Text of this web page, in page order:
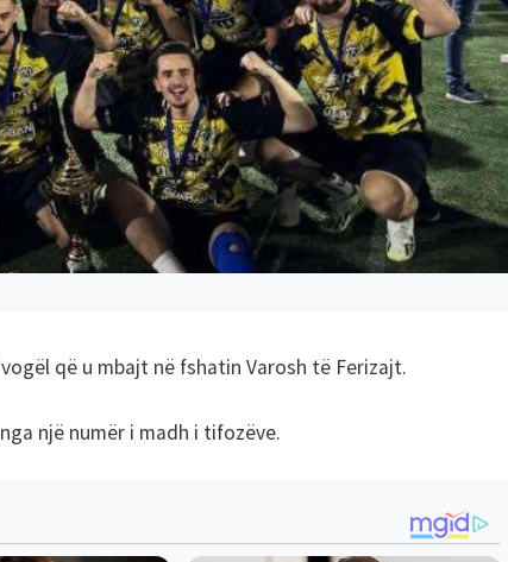
që u mbajt në fshatin Varosh të Ferizajt.
një numër i madh i tifozëve.